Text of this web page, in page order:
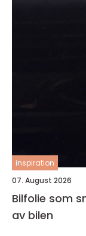
inspiration
07. August 2026
Bilfolie som
av bilen